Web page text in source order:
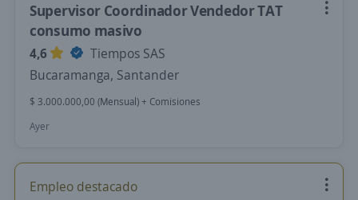
Supervisor Coordinador Vendedor TAT
consumo masivo
4,6
Tiempos SAS
Bucaramanga, Santander
$ 3.000.000,00 (Mensual) + Comisiones
Ayer
Empleo destacado